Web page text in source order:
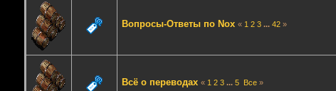
Вопросы-Ответы по Nox « 1 2 3 ...42 »
Всё о переводах « 1 2 3 ...5 Все »